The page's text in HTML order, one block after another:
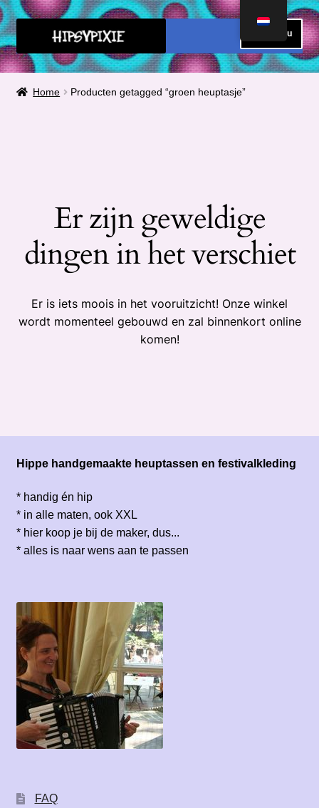
Ga
door
naar
Ga
direct
naar
inhoud
Menu
HOME
CONTACT
SHOP
Winkelmand
Home Producten getagged “groen heuptasje”
Er zijn geweldige
dingen in het verschiet
Er is iets moois in het vooruitzicht! Onze winkel
wordt momenteel gebouwd en zal binnenkort online
komen!
Hippe handgemaakte heuptassen en festivalkleding
* handig én hip
* in alle maten, ook XXL
* hier koop je bij de maker, dus...
* alles is naar wens aan te passen
FAQ